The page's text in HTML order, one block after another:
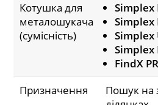
Котушка для
металошукача
(сумісність)
Simplex
Simplex
Simplex
Simplex
FindX
Призначення
Пошук на